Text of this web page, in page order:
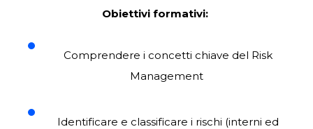
Obiettivi formativi:
Comprendere i concetti chiave del Risk
Management
Identificare e classificare i rischi (interni ed